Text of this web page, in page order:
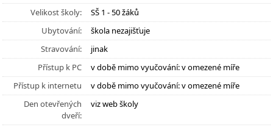
Velikost školy:
SŠ 1 - 50 žáků
Ubytování:
škola nezajišťuje
Stravování:
jinak
Přístup k PC
v době mimo vyučování: v omezené míře
Přístup k internetu
v době mimo vyučování: v omezené míře
Den otevřených
dveří:
viz web školy